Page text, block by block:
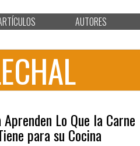
AUTORES
Lo Que la Carne
para su Cocina